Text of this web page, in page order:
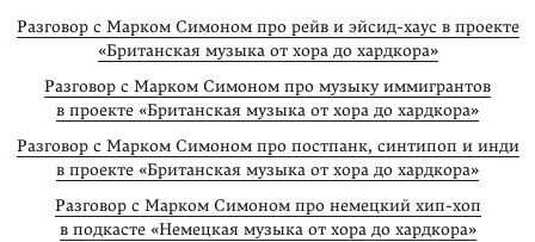
Разговор с Марком Симоном про рейв и эйсид-хаус в проекте
«Британская музыка от хора до хардкора»
Разговор с Марком Симоном про музыку иммигрантов
в проекте «Британская музыка от хора до хардкора»
Разговор с Марком Симоном про постпанк, синтипоп и инди
в проекте «Британская музыка от хора до хардкора»
Разговор с Марком Симоном про немецкий хип-хоп
в подкасте «Немецкая музыка от хора до хардкора»